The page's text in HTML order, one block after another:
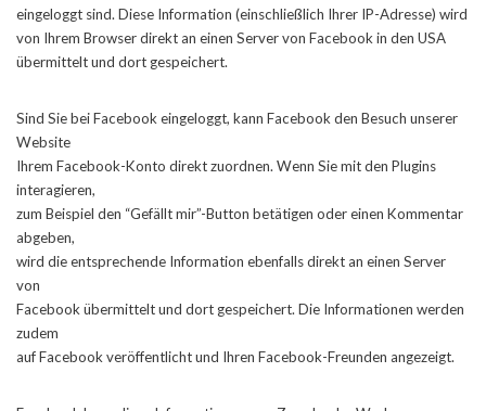
eingeloggt sind. Diese Information (einschließlich Ihrer IP-Adresse) wird
von Ihrem Browser direkt an einen Server von Facebook in den USA
übermittelt und dort gespeichert.
Sind Sie bei Facebook eingeloggt, kann Facebook den Besuch unserer
Website
Ihrem Facebook-Konto direkt zuordnen. Wenn Sie mit den Plugins
interagieren,
zum Beispiel den “Gefällt mir”-Button betätigen oder einen Kommentar
abgeben,
wird die entsprechende Information ebenfalls direkt an einen Server
von
Facebook übermittelt und dort gespeichert. Die Informationen werden
zudem
auf Facebook veröffentlicht und Ihren Facebook-Freunden angezeigt.